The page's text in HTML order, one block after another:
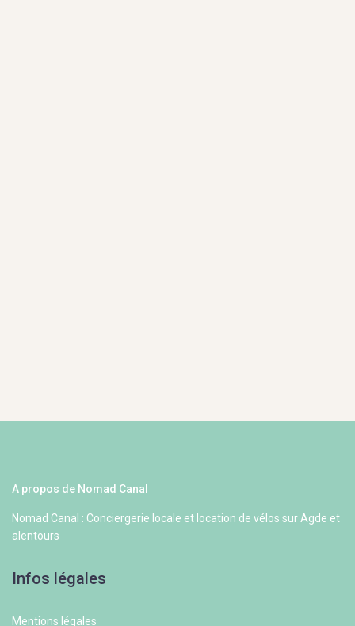
A propos de Nomad Canal
Nomad Canal : Conciergerie locale et location de vélos sur Agde et
alentours
Infos légales
Mentions légales